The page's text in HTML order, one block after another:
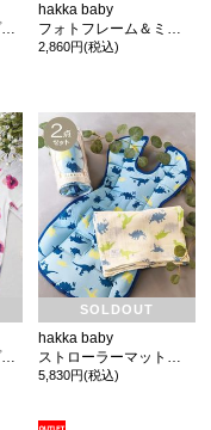
[ベビー]オリジナルプリント長袖2WAYカバーオール&スタイセット(ギフトボックスラッピング)
hakka baby
フォトフレーム＆ミニタオルセット(ギフトボックスラッピング)
2,860円(税込)
[ベビー]オリジナルプリント半袖2WAYカバーオール&スタイセット(ギフトボックスラッピング)
SOLDOUT
hakka baby
ストローラーマット＆おくるみセット(ギフトボックスラッピング)
5,830円(税込)